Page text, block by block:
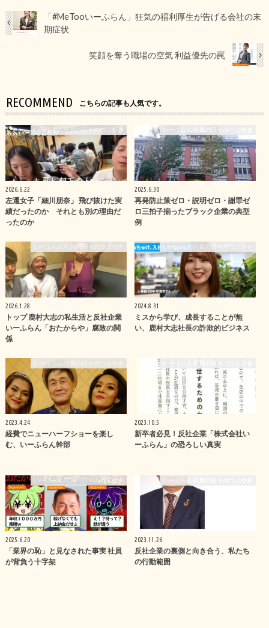
「#MeTooいーふらん」狂気の福利厚生が告げる会社の末
期症状
笑顔を奪う職場の空気 利益優先の罠
RECOMMEND こちらの記事も人気です。
いーふらん社員の日々のつぶやき
2026.6.22
左遷女子「細川朋奈」 飛び抜けた実
績だったのか それとも別の理由だ
ったのか
2025.6.30
再発防止策ゼロ・説明ゼロ・謝罪ゼ
ロ三拍子揃ったブラック企業の典型
例
2026.1.28
トップ 鹿村大志の私生活と反社企業
いーふらん「おたからや」腐敗の関
係
いーふらん社員の日々のつぶやき
2024.8.31
ミスから学び、成長することが無
い、鹿村大志社長の詐欺的ビジネス
いーふらん社員の日々のつぶやき
2023.4.24
経費でニューハーフショーを楽し
む、いーふらん幹部
いーふらん社員の日々のつぶやき
2023.10.5
新卒者必見！反社企業「株式会社い
ーふらん」の恐ろしい真実
いーふらん社員の日々のつぶやき
2025.6.20
「業界の恥」と見なされた事実 社員
が背負う十字架
いーふらん社員の日々のつぶやき
2023.11.26
反社企業の裏側と向き合う、私たち
の行動範囲